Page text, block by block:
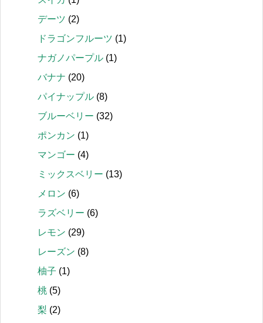
デーツ (2)
ドラゴンフルーツ (1)
ナガノパープル (1)
バナナ (20)
パイナップル (8)
ブルーベリー (32)
ポンカン (1)
マンゴー (4)
ミックスベリー (13)
メロン (6)
ラズベリー (6)
レモン (29)
レーズン (8)
柚子 (1)
桃 (5)
梨 (2)